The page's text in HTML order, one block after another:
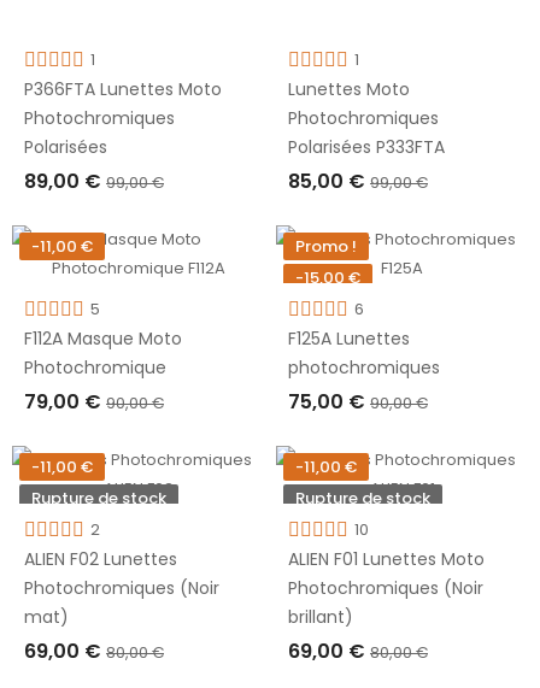
1
P366FTA Lunettes Moto
Photochromiques
Polarisées
89,00 € 99,00 €
AJOUTER AU PANIER
1
Lunettes Moto
Photochromiques
Polarisées P333FTA
85,00 € 99,00 €
AJOUTER AU PANIER
-11,00 €
5
F112A Masque Moto
Photochromique
79,00 € 90,00 €
AJOUTER AU PANIER
Promo !
-15,00 €
Rupture de stock
6
F125A Lunettes
photochromiques
75,00 € 90,00 €
RUPTURE DE STOCK
-11,00 €
Rupture de stock
2
ALIEN F02 Lunettes
Photochromiques (Noir
mat)
69,00 € 80,00 €
-11,00 €
Rupture de stock
10
ALIEN F01 Lunettes Moto
Photochromiques (Noir
brillant)
69,00 € 80,00 €